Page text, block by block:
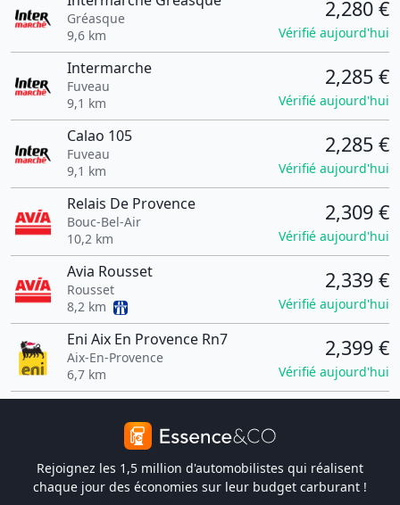
Gréasque
9,6 km
2,280 €
Vérifié aujourd'hui
Intermarche
Fuveau
9,1 km
2,285 €
Vérifié aujourd'hui
Calao 105
Fuveau
9,1 km
2,285 €
Vérifié aujourd'hui
Relais De Provence
Bouc-Bel-Air
10,2 km
2,309 €
Vérifié aujourd'hui
Avia Rousset
Rousset
8,2 km
2,339 €
Vérifié aujourd'hui
Eni Aix En Provence Rn7
Aix-En-Provence
6,7 km
2,399 €
Vérifié aujourd'hui
Rejoignez les 1,5 million d'automobilistes qui réalisent
chaque jour des économies sur leur budget carburant !